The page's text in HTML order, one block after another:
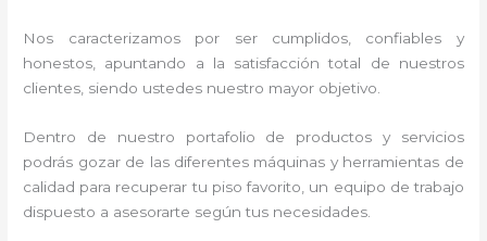
Nos caracterizamos por ser cumplidos, confiables y
honestos, apuntando a la satisfacción total de nuestros
clientes, siendo ustedes nuestro mayor objetivo.
Dentro de nuestro portafolio de productos y servicios
podrás gozar de las diferentes máquinas y herramientas de
calidad para recuperar tu piso favorito, un equipo de trabajo
dispuesto a asesorarte según tus necesidades.